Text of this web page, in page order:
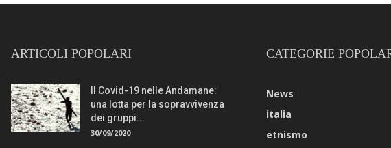
ARTICOLI POPOLARI
Il Covid-19 nelle Andamane:
una lotta per la sopravvivenza
dei gruppi...
30/09/2020
CATEGORIE
News
italia
etnismo